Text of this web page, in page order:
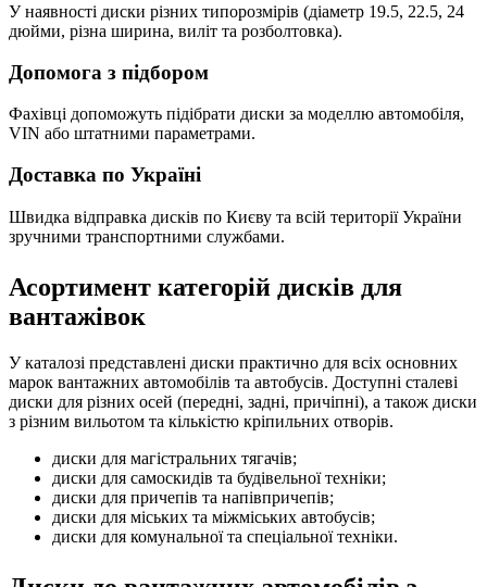
У наявності диски різних типорозмірів (діаметр 19.5, 22.5, 24
дюйми, різна ширина, виліт та розболтовка).
Допомога з підбором
Фахівці допоможуть підібрати диски за моделлю автомобіля,
VIN або штатними параметрами.
Доставка по Україні
Швидка відправка дисків по Києву та всій території України
зручними транспортними службами.
Асортимент категорій дисків для
вантажівок
У каталозі представлені диски практично для всіх основних
марок вантажних автомобілів та автобусів. Доступні сталеві
диски для різних осей (передні, задні, причіпні), а також диски
з різним вильотом та кількістю кріпильних отворів.
диски для магістральних тягачів;
диски для самоскидів та будівельної техніки;
диски для причепів та напівпричепів;
диски для міських та міжміських автобусів;
диски для комунальної та спеціальної техніки.